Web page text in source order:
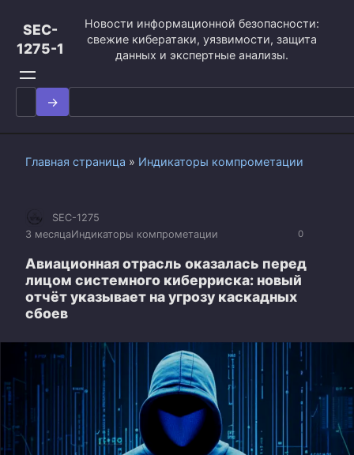
контенту
SEC-
1275-1
Новости информационной безопасности:
свежие кибератаки, уязвимости, защита
данных и экспертные анализы.
Search
for:
Главная страница » Индикаторы компрометации
0
SEC-1275
3 месяцаИндикаторы компрометации
Авиационная отрасль оказалась перед
лицом системного киберриска: новый
отчёт указывает на угрозу каскадных
сбоев